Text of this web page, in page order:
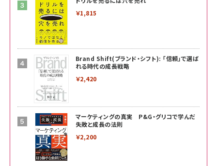
￥1,815
Brand Shift(ブランド・シフト): 「信頼」で選ば
れる時代の成長戦略
￥2,420
マーケティングの真実 P&G・グリコで学んだ
失敗と成長の法則
￥2,200